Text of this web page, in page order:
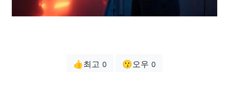
👍최고 0 😗오우 0